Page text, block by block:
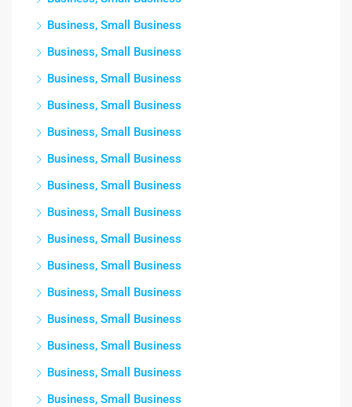
Business, Small Business
Business, Small Business
Business, Small Business
Business, Small Business
Business, Small Business
Business, Small Business
Business, Small Business
Business, Small Business
Business, Small Business
Business, Small Business
Business, Small Business
Business, Small Business
Business, Small Business
Business, Small Business
Business, Small Business